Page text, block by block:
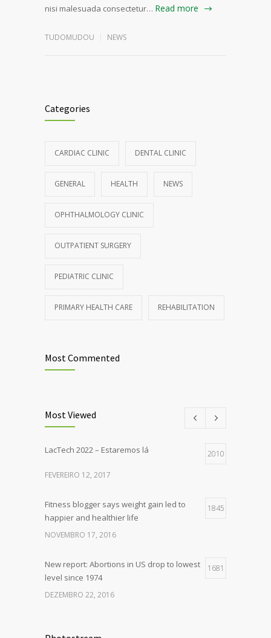
nisi malesuada consectetur… Read more
TUDOMUDOU NEWS
Categories
CARDIAC CLINIC DENTAL CLINIC
GENERAL HEALTH NEWS
OPHTHALMOLOGY CLINIC
OUTPATIENT SURGERY
PEDIATRIC CLINIC
PRIMARY HEALTH CARE REHABILITATION
Most Commented
Most Viewed
LacTech 2022 – Estaremos lá 2010
FEVEREIRO 12, 2017
Fitness blogger says weight gain led to
happier and healthier life
1845
NOVEMBRO 17, 2016
New report: Abortions in US drop to lowest
level since 1974
1681
DEZEMBRO 22, 2016